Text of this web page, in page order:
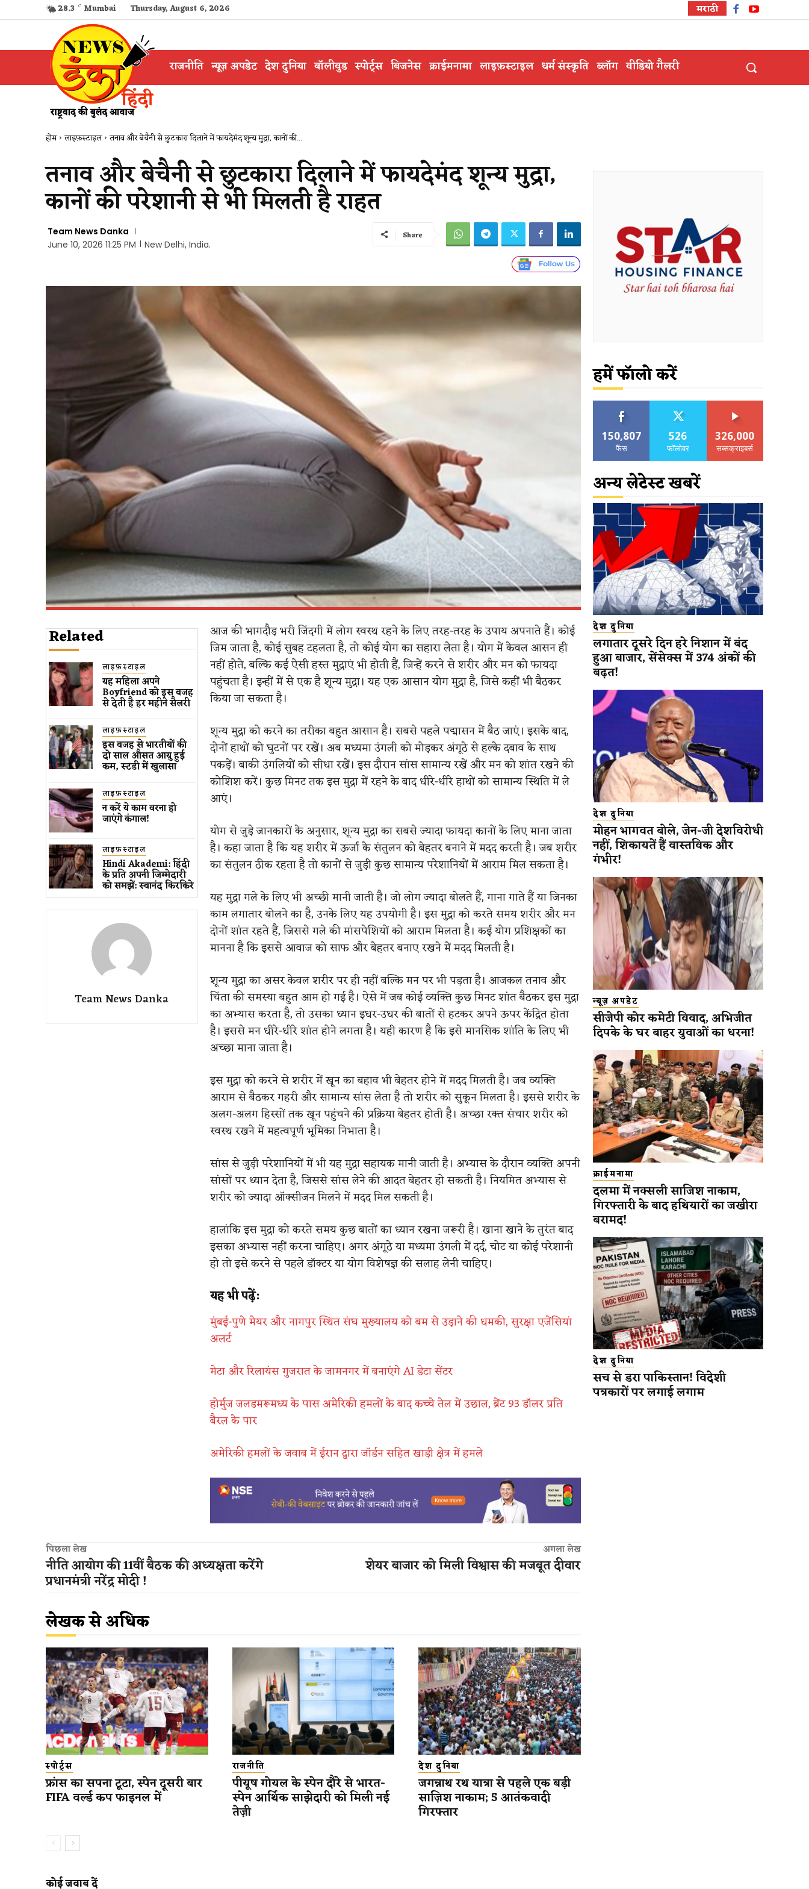
28.3 C Mumbai Thursday, August 6, 2026 मराठी
राजनीति न्यूज़ अपडेट देश दुनिया बॉलीवुड स्पोर्ट्स बिजनेस क्राईमनामा लाइफ़स्टाइल धर्म संस्कृति ब्लॉग वीडियो गैलरी
होम लाइफ़स्टाइल तनाव और बेचैनी से छुटकारा दिलाने में फायदेमंद शून्य मुद्रा, कानों की...
तनाव और बेचैनी से छुटकारा दिलाने में फायदेमंद शून्य मुद्रा,
कानों की परेशानी से भी मिलती है राहत
Team News Danka
June 10, 2026 11:25 PM
New Delhi, India.
Share
Related
लाइफ़स्टाइल
यह महिला अपने
Boyfriend को इस वजह
से देती है हर महीने सैलरी
लाइफ़स्टाइल
इस वजह से भारतीयों की
दो साल औसत आयु हुई
कम, स्टडी में खुलासा
लाइफ़स्टाइल
न करें ये काम वरना हो
जाएंगे कंगाल!
लाइफ़स्टाइल
Hindi Akademi: हिंदी
के प्रति अपनी जिम्मेदारी
को समझें: स्वानंद किरकिरे
Team News Danka
आज की भागदौड़ भरी जिंदगी में लोग स्वस्थ रहने के लिए तरह-तरह के उपाय अपनाते हैं। कोई
जिम जाता है, कोई सुबह टहलता है, तो कोई योग का सहारा लेता है। योग में केवल आसन ही
नहीं होते, बल्कि कई ऐसी हस्त मुद्राएं भी होती हैं, जिन्हें करने से शरीर और मन को फायदा
पहुंचता है। इन्हीं में से एक है शून्य मुद्रा। यह एक आसान योग मुद्रा है, जिसे कहीं भी बैठकर
किया जा सकता है।
शून्य मुद्रा को करने का तरीका बहुत आसान है। सबसे पहले पद्मासन में बैठ जाएं। इसके बाद,
दोनों हाथों को घुटनों पर रखें। अब मध्यमा उंगली को मोड़कर अंगूठे से हल्के दबाव के साथ
पकड़ें। बाकी उंगलियों को सीधा रखें। इस दौरान सांस सामान्य रखें और मन को शांत रखने की
कोशिश करें। कुछ मिनट तक इस मुद्रा में रहने के बाद धीरे-धीरे हाथों को सामान्य स्थिति में ले
आएं।
योग से जुड़े जानकारों के अनुसार, शून्य मुद्रा का सबसे ज्यादा फायदा कानों के लिए माना जाता
है। कहा जाता है कि यह शरीर में ऊर्जा के संतुलन को बेहतर बनाने में मदद करती है। जब शरीर
का संतुलन ठीक रहता है तो कानों से जुड़ी कुछ सामान्य परेशानियों में आराम मिल सकता है।
यह मुद्रा गले के लिए भी अच्छी मानी जाती है। जो लोग ज्यादा बोलते हैं, गाना गाते हैं या जिनका
काम लगातार बोलने का है, उनके लिए यह उपयोगी है। इस मुद्रा को करते समय शरीर और मन
दोनों शांत रहते हैं, जिससे गले की मांसपेशियों को आराम मिलता है। कई योग प्रशिक्षकों का
मानना है कि इससे आवाज को साफ और बेहतर बनाए रखने में मदद मिलती है।
शून्य मुद्रा का असर केवल शरीर पर ही नहीं बल्कि मन पर भी पड़ता है। आजकल तनाव और
चिंता की समस्या बहुत आम हो गई है। ऐसे में जब कोई व्यक्ति कुछ मिनट शांत बैठकर इस मुद्रा
का अभ्यास करता है, तो उसका ध्यान इधर-उधर की बातों से हटकर अपने ऊपर केंद्रित होता
है। इससे मन धीरे-धीरे शांत होने लगता है। यही कारण है कि इसे मानसिक शांति के लिए भी
अच्छा माना जाता है।
इस मुद्रा को करने से शरीर में खून का बहाव भी बेहतर होने में मदद मिलती है। जब व्यक्ति
आराम से बैठकर गहरी और सामान्य सांस लेता है तो शरीर को सुकून मिलता है। इससे शरीर के
अलग-अलग हिस्सों तक खून पहुंचने की प्रक्रिया बेहतर होती है। अच्छा रक्त संचार शरीर को
स्वस्थ रखने में महत्वपूर्ण भूमिका निभाता है।
सांस से जुड़ी परेशानियों में भी यह मुद्रा सहायक मानी जाती है। अभ्यास के दौरान व्यक्ति अपनी
सांसों पर ध्यान देता है, जिससे सांस लेने की आदत बेहतर हो सकती है। नियमित अभ्यास से
शरीर को ज्यादा ऑक्सीजन मिलने में मदद मिल सकती है।
हालांकि इस मुद्रा को करते समय कुछ बातों का ध्यान रखना जरूरी है। खाना खाने के तुरंत बाद
इसका अभ्यास नहीं करना चाहिए। अगर अंगूठे या मध्यमा उंगली में दर्द, चोट या कोई परेशानी
हो तो इसे करने से पहले डॉक्टर या योग विशेषज्ञ की सलाह लेनी चाहिए।
यह भी पढ़ें:
मुंबई-पुणे मेयर और नागपुर स्थित संघ मुख्यालय को बम से उड़ाने की धमकी, सुरक्षा एजेंसियां
अलर्ट
मेटा और रिलायंस गुजरात के जामनगर में बनाएंगे AI डेटा सेंटर
होर्मुज जलडमरूमध्य के पास अमेरिकी हमलों के बाद कच्चे तेल में उछाल, ब्रेंट 93 डॉलर प्रति
बैरल के पार
अमेरिकी हमलों के जवाब में ईरान द्वारा जॉर्डन सहित खाड़ी क्षेत्र में हमले
पिछला लेख
नीति आयोग की 11वीं बैठक की अध्यक्षता करेंगे
प्रधानमंत्री नरेंद्र मोदी !
अगला लेख
शेयर बाजार को मिली विश्वास की मजबूत दीवार
लेखक से अधिक
स्पोर्ट्स
फ्रांस का सपना टूटा, स्पेन दूसरी बार
FIFA वर्ल्ड कप फाइनल में
राजनीति
पीयूष गोयल के स्पेन दौरे से भारत-
स्पेन आर्थिक साझेदारी को मिली नई
तेज़ी
देश दुनिया
जगन्नाथ रथ यात्रा से पहले एक बड़ी
साज़िश नाकाम; 5 आतंकवादी
गिरफ्तार
कोई जवाब दें
हमें फॉलो करें
150,807
फैंस
526
फॉलोवर
326,000
सब्सक्राइबर्स
अन्य लेटेस्ट खबरें
देश दुनिया
लगातार दूसरे दिन हरे निशान में बंद
हुआ बाजार, सेंसेक्स में 374 अंकों की
बढ़त!
देश दुनिया
मोहन भागवत बोले, जेन-जी देशविरोधी
नहीं, शिकायतें हैं वास्तविक और
गंभीर!
न्यूज़ अपडेट
सीजेपी कोर कमेटी विवाद, अभिजीत
दिपके के घर बाहर युवाओं का धरना!
क्राईमनामा
दलमा में नक्सली साजिश नाकाम,
गिरफ्तारी के बाद हथियारों का जखीरा
बरामद!
देश दुनिया
सच से डरा पाकिस्तान! विदेशी
पत्रकारों पर लगाई लगाम